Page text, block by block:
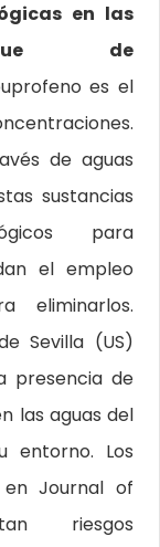
en las
de
es el
de aguas
sustancias
para
el empleo
eliminarlos.
Sevilla (US)
presencia de
las aguas del
entorno. Los
en Journal of
riesgos